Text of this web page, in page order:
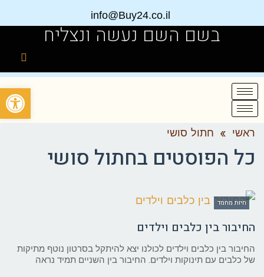
info@Buy24.co.il
בשם השם נעשה ונצליח
ראשי » חתול סושי
כל הפוסטים בחתול סושי
חיות מחמד
החיבור בין כלבים וילדים
החיבור בין כלבים וילדים לכולנו יצא להיתקל בסרטון נוטף מתיקות
של כלבים עם תינוקות וילדים. החיבור בין השניים תמיד נראה